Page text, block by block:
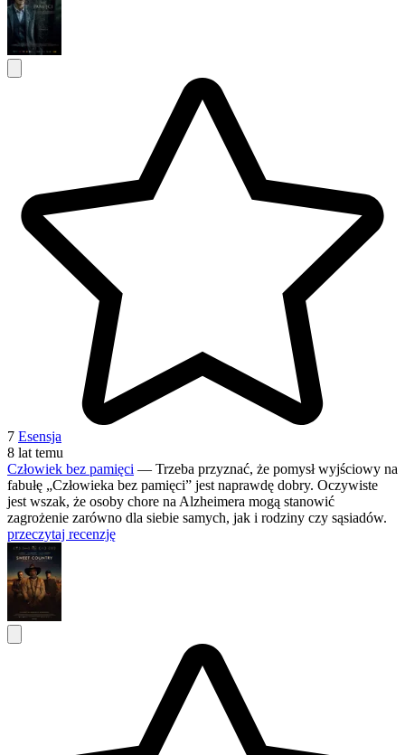
7 Esensja
8 lat temu
Człowiek bez pamięci — Trzeba przyznać, że pomysł wyjściowy na
fabułę „Człowieka bez pamięci” jest naprawdę dobry. Oczywiste
jest wszak, że osoby chore na Alzheimera mogą stanowić
zagrożenie zarówno dla siebie samych, jak i rodziny czy sąsiadów.
przeczytaj recenzję